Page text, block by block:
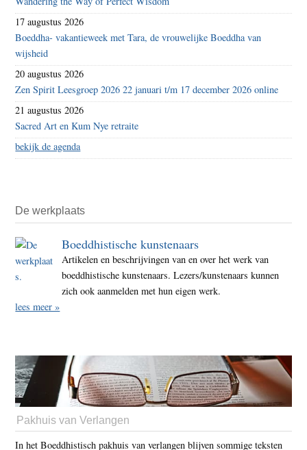
17 augustus 2026
Boeddha- vakantieweek met Tara, de vrouwelijke Boeddha van
wijsheid
20 augustus 2026
Zen Spirit Leesgroep 2026 22 januari t/m 17 december 2026 online
21 augustus 2026
Sacred Art en Kum Nye retraite
bekijk de agenda
De werkplaats
Boeddhistische kunstenaars
Artikelen en beschrijvingen van en over het werk van
boeddhistische kunstenaars. Lezers/kunstenaars kunnen
zich ook aanmelden met hun eigen werk.
lees meer »
Pakhuis van Verlangen
In het Boeddhistisch pakhuis van verlangen blijven sommige teksten